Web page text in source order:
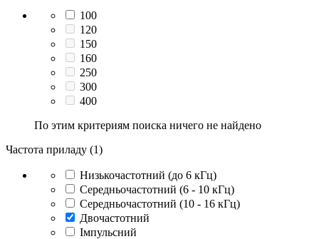
100
120
150
160
250
300
400
По этим критериям поиска ничего не найдено
Частота приладу (1)
Низькочастотний (до 6 кГц)
Середньочастотний (6 - 10 кГц)
Середньочастотний (10 - 16 кГц)
Двочастотний
Імпульсний